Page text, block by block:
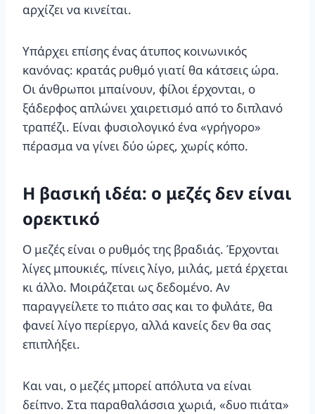
αρχίζει να κινείται.
Υπάρχει επίσης ένας άτυπος κοινωνικός
κανόνας: κρατάς ρυθμό γιατί θα κάτσεις ώρα.
Οι άνθρωποι μπαίνουν, φίλοι έρχονται, ο
ξάδερφος απλώνει χαιρετισμό από το διπλανό
τραπέζι. Είναι φυσιολογικό ένα «γρήγορο»
πέρασμα να γίνει δύο ώρες, χωρίς κόπο.
Η βασική ιδέα: ο μεζές δεν είναι
ορεκτικό
Ο μεζές είναι ο ρυθμός της βραδιάς. Έρχονται
λίγες μπουκιές, πίνεις λίγο, μιλάς, μετά έρχεται
κι άλλο. Μοιράζεται ως δεδομένο. Αν
παραγγείλετε το πιάτο σας και το φυλάτε, θα
φανεί λίγο περίεργο, αλλά κανείς δεν θα σας
επιπλήξει.
Και ναι, ο μεζές μπορεί απόλυτα να είναι
δείπνο. Στα παραθαλάσσια χωριά, «δυο πιάτα»